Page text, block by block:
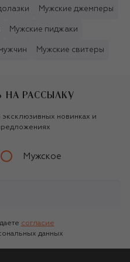
Мужские джемперы
Мужские пиджаки
Мужские свитеры
НА РАССЫЛКУ
эксклюзивных новинках и
Мужское
согласие
данных